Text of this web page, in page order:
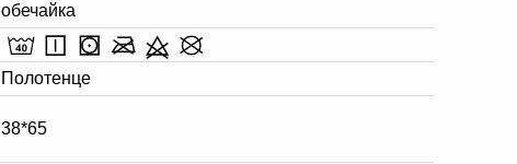
обечайка
Полотенце
38*65